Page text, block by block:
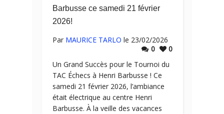
Barbusse ce samedi 21 février
2026!
Par MAURICE TARLO le 23/02/2026
0
0
Un Grand Succès pour le Tournoi du
TAC Échecs à Henri Barbusse ! Ce
samedi 21 février 2026, l’ambiance
était électrique au centre Henri
Barbusse. À la veille des vacances